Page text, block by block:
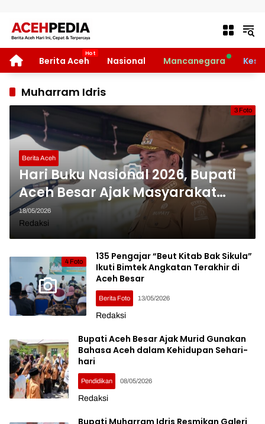
HOMEBerita Aceh Nasional Mancanegara
Muharram Idris
3 Foto
Berita Aceh
Hari Buku Nasional 2026, Bupati
Aceh Besar Ajak Masyarakat
Tingkatkan Budaya Literasi
18/05/2026
Redaksi
4 Foto
135 Pengajar “Beut Kitab Bak Sikula”
Ikuti Bimtek Angkatan Terakhir di
Aceh Besar
Berita Foto 13/05/2026
Redaksi
Bupati Aceh Besar Ajak Murid Gunakan
Bahasa Aceh dalam Kehidupan Sehari-
hari
Pendidikan 08/05/2026
Redaksi
Bupati Muharram Idris Resmikan Galeri